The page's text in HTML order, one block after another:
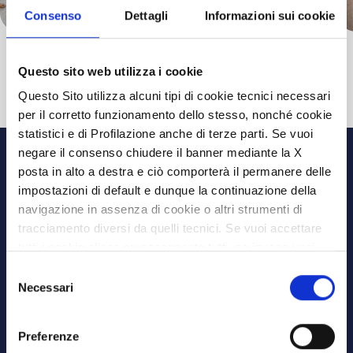
Consenso Dettagli Informazioni sui cookie
Questo sito web utilizza i cookie
Questo Sito utilizza alcuni tipi di cookie tecnici necessari
per il corretto funzionamento dello stesso, nonché cookie
statistici e di Profilazione anche di terze parti. Se vuoi
negare il consenso chiudere il banner mediante la X
posta in alto a destra e ciò comporterà il permanere delle
impostazioni di default e dunque la continuazione della
navigazione in assenza di cookie o altri strumenti di
tracciamento diversi da quelli tecnici. Se vuoi accettare
su acconsento selezionati. Se vuoi saperne di più clicca
qui. Cliccando sul tasto "Acconsento" permetti l'utilizzo
delNecessari
Preferenze